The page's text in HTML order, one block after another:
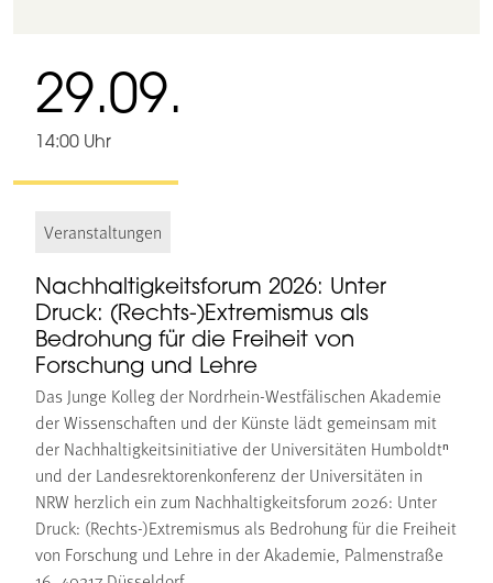
29.09.
14:00 Uhr
Veranstaltungen
Nachhaltigkeitsforum 2026: Unter
Druck: (Rechts-)Extremismus als
Bedrohung für die Freiheit von
Forschung und Lehre
Das Junge Kolleg der Nordrhein-Westfälischen Akademie
der Wissenschaften und der Künste lädt gemeinsam mit
der Nachhaltigkeitsinitiative der Universitäten Humboldtⁿ
und der Landesrektorenkonferenz der Universitäten in
NRW herzlich ein zum Nachhaltigkeitsforum 2026: Unter
Druck: (Rechts-)Extremismus als Bedrohung für die Freiheit
von Forschung und Lehre in der Akademie, Palmenstraße